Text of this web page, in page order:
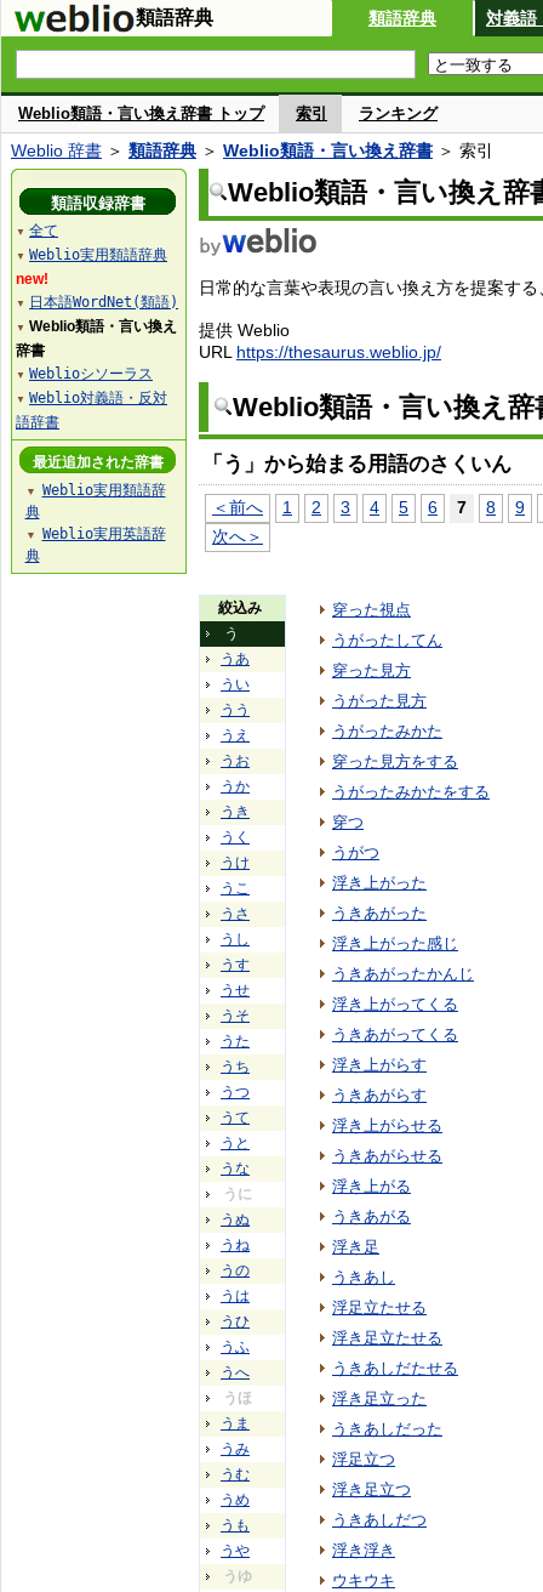
類語辞典 類語辞典 対義語
Weblio類語・言い換え辞書 トップ 索引 ランキング
Weblio 辞書 ＞ 類語辞典 ＞ Weblio類語・言い換え辞書 ＞ 索引
Weblio類語・言い換え辞
日常的な言葉や表現の言い換え方を提案す
提供 Weblio
URL https://thesaurus.weblio.jp/
Weblio類語・言い換え
「う」から始まる用語のさくいん
＜前へ 1 2 3 4 5 6 7 8
9
次へ＞
絞込み
う
うあ
うい
うう
うえ
うお
うか
うき
うく
うけ
うこ
うさ
うし
うす
うせ
うそ
うた
うち
うつ
うて
うと
うな
うに
うぬ
うね
うの
うは
うひ
うふ
うへ
うほ
うま
うみ
うむ
うめ
うも
うや
うゆ
穿った視点
うがったしてん
穿った見方
うがった見方
うがったみかた
穿った見方をする
うがったみかたをする
穿つ
うがつ
浮き上がった
うきあがった
浮き上がった感じ
うきあがったかんじ
浮き上がってくる
うきあがってくる
浮き上がらす
うきあがらす
浮き上がらせる
うきあがらせる
浮き上がる
うきあがる
浮き足
うきあし
浮足立たせる
浮き足立たせる
うきあしだたせる
浮き足立った
うきあしだった
浮足立つ
浮き足立つ
うきあしだつ
浮き浮き
ウキウキ
類語収録辞書
▼ 全て
▼ Weblio実用類語辞典
new!
▼ 日本語WordNet(類語)
▼ Weblio類語・言い換え
辞書
▼ Weblioシソーラス
▼ Weblio対義語・反対
語辞書
最近追加された辞書
▼
Weblio実用類語辞
典
▼
Weblio実用英語辞
典